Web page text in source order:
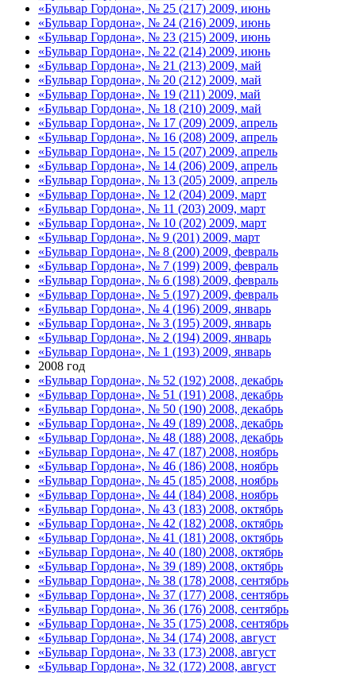
«Бульвар Гордона», № 25 (217) 2009, июнь
«Бульвар Гордона», № 24 (216) 2009, июнь
«Бульвар Гордона», № 23 (215) 2009, июнь
«Бульвар Гордона», № 22 (214) 2009, июнь
«Бульвар Гордона», № 21 (213) 2009, май
«Бульвар Гордона», № 20 (212) 2009, май
«Бульвар Гордона», № 19 (211) 2009, май
«Бульвар Гордона», № 18 (210) 2009, май
«Бульвар Гордона», № 17 (209) 2009, апрель
«Бульвар Гордона», № 16 (208) 2009, апрель
«Бульвар Гордона», № 15 (207) 2009, апрель
«Бульвар Гордона», № 14 (206) 2009, апрель
«Бульвар Гордона», № 13 (205) 2009, апрель
«Бульвар Гордона», № 12 (204) 2009, март
«Бульвар Гордона», № 11 (203) 2009, март
«Бульвар Гордона», № 10 (202) 2009, март
«Бульвар Гордона», № 9 (201) 2009, март
«Бульвар Гордона», № 8 (200) 2009, февраль
«Бульвар Гордона», № 7 (199) 2009, февраль
«Бульвар Гордона», № 6 (198) 2009, февраль
«Бульвар Гордона», № 5 (197) 2009, февраль
«Бульвар Гордона», № 4 (196) 2009, январь
«Бульвар Гордона», № 3 (195) 2009, январь
«Бульвар Гордона», № 2 (194) 2009, январь
«Бульвар Гордона», № 1 (193) 2009, январь
2008 год
«Бульвар Гордона», № 52 (192) 2008, декабрь
«Бульвар Гордона», № 51 (191) 2008, декабрь
«Бульвар Гордона», № 50 (190) 2008, декабрь
«Бульвар Гордона», № 49 (189) 2008, декабрь
«Бульвар Гордона», № 48 (188) 2008, декабрь
«Бульвар Гордона», № 47 (187) 2008, ноябрь
«Бульвар Гордона», № 46 (186) 2008, ноябрь
«Бульвар Гордона», № 45 (185) 2008, ноябрь
«Бульвар Гордона», № 44 (184) 2008, ноябрь
«Бульвар Гордона», № 43 (183) 2008, октябрь
«Бульвар Гордона», № 42 (182) 2008, октябрь
«Бульвар Гордона», № 41 (181) 2008, октябрь
«Бульвар Гордона», № 40 (180) 2008, октябрь
«Бульвар Гордона», № 39 (189) 2008, октябрь
«Бульвар Гордона», № 38 (178) 2008, сентябрь
«Бульвар Гордона», № 37 (177) 2008, сентябрь
«Бульвар Гордона», № 36 (176) 2008, сентябрь
«Бульвар Гордона», № 35 (175) 2008, сентябрь
«Бульвар Гордона», № 34 (174) 2008, август
«Бульвар Гордона», № 33 (173) 2008, август
«Бульвар Гордона», № 32 (172) 2008, август